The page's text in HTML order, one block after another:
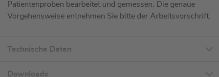
Patientenproben bearbeitet und gemessen. Die genaue
Vorgehensweise entnehmen Sie bitte der Arbeitsvorschrift.
Technische Daten
Downloads